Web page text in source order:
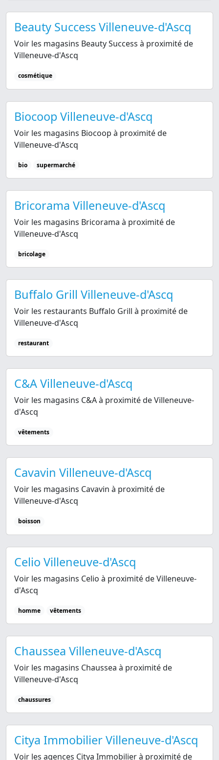
Beauty Success Villeneuve-d'Ascq
Voir les magasins Beauty Success à proximité de
Villeneuve-d'Ascq
cosmétique
Biocoop Villeneuve-d'Ascq
Voir les magasins Biocoop à proximité de
Villeneuve-d'Ascq
bio supermarché
Bricorama Villeneuve-d'Ascq
Voir les magasins Bricorama à proximité de
Villeneuve-d'Ascq
bricolage
Buffalo Grill Villeneuve-d'Ascq
Voir les restaurants Buffalo Grill à proximité de
Villeneuve-d'Ascq
restaurant
C&A Villeneuve-d'Ascq
Voir les magasins C&A à proximité de Villeneuve-
d'Ascq
vêtements
Cavavin Villeneuve-d'Ascq
Voir les magasins Cavavin à proximité de
Villeneuve-d'Ascq
boisson
Celio Villeneuve-d'Ascq
Voir les magasins Celio à proximité de Villeneuve-
d'Ascq
homme vêtements
Chaussea Villeneuve-d'Ascq
Voir les magasins Chaussea à proximité de
Villeneuve-d'Ascq
chaussures
Citya Immobilier Villeneuve-d'Ascq
Voir les agences Citya Immobilier à proximité de